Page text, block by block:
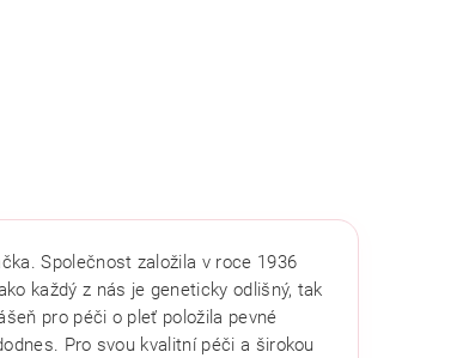
Společnost založila v roce 1936
každý z nás je geneticky odlišný, tak
pro péči o pleť položila pevné
Pro svou kvalitní péči a širokou